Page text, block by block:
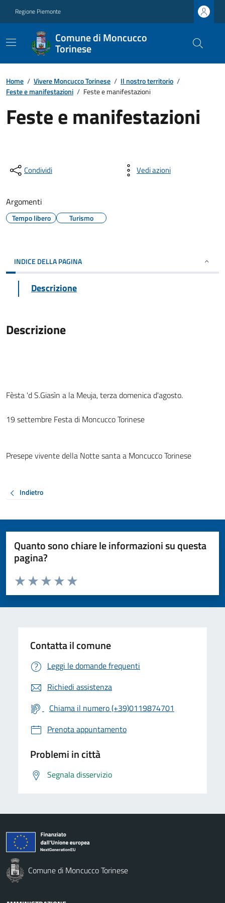
Regione Piemonte
Comune di Moncucco
Torinese
Home / Vivere Moncucco Torinese / Il nostro territorio /
Feste e manifestazioni / Feste e manifestazioni
Feste e manifestazioni
Condividi Vedi azioni
Argomenti
Tempo libero Turismo
INDICE DELLA PAGINA
Descrizione
Descrizione
Fèsta 'd S.Giasìn a la Meuja, terza domenica d'agosto.
19 settembre Festa di Moncucco Torinese
Presepe vivente della Notte santa a Moncucco Torinese
Indietro
Quanto sono chiare le informazioni su questa
pagina?
Valuta da 1 a 5 stelle la pagina
Valuta 5 stelle su 5
Valuta 4 stelle su 5
Valuta 3 stelle su 5
Valuta 2 stelle su 5
Valuta 1 stelle su 5
Contatta il comune
Leggi le domande frequenti
Richiedi assistenza
Chiama il numero (+39)0119874701
Prenota appuntamento
Problemi in città
Segnala disservizio
Comune di Moncucco Torinese